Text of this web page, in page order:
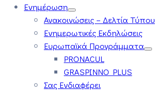
Ενημέρωση
Ανακοινώσεις – Δελτία Τύπου
Ενημερωτικές Εκδηλώσεις
Ευρωπαϊκά Προγράμματα
PRONACUL
GRASPINNO PLUS
Σας Ενδιαφέρει